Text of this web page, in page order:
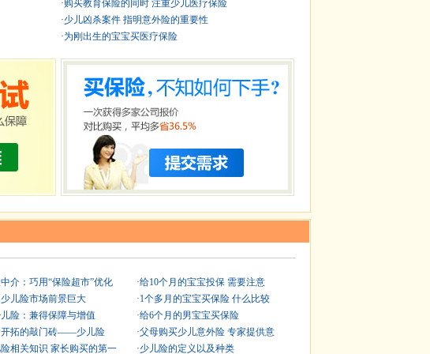
·购买教育保险的同时 注重少儿医疗保险
·少儿凶杀案件 指明意外险的重要性
·为刚出生的宝宝买医疗保险
介：巧用“保险超市”优化
儿险市场前景巨大
险：兼得保障与增值
开拓的敲门砖——少儿险
相关知识 家长购买的第一
·给10个月的宝宝投保 需要注意
·1个多月的宝宝买保险 什么比较
·给6个月的男宝宝买保险
·父母购买少儿意外险 专家提供意
·少儿险的定义以及种类